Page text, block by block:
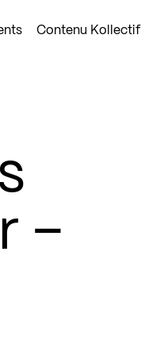
Contenu Kollectif
–